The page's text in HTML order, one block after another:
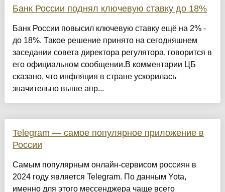
Банк России поднял ключевую ставку до 18%
Банк России повысил ключевую ставку ещё на 2% -
до 18%. Такое решение принято на сегодняшнем
заседании совета директора регулятора, говорится в
его официальном сообщении.В комментарии ЦБ
сказано, что инфляция в стране ускорилась
значительно выше апр...
Telegram — самое популярное приложение в
России
Самым популярным онлайн-сервисом россиян в
2024 году является Telegram. По данным Yota,
именно для этого мессенджера чаще всего